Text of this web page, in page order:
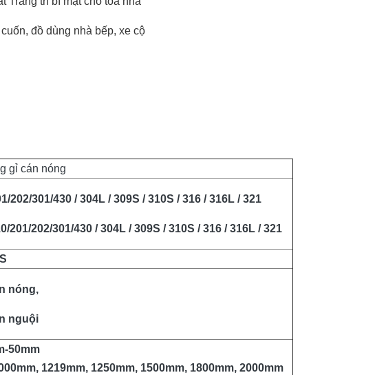
đồ dùng nhà bếp, xe cộ
gỉ cán nóng
202/301/430 ​​/ 304L / 309S / 310S / 316 / 316L / 321
201/202/301/430 ​​/ 304L / 309S / 310S / 316 / 316L / 321
nóng,
nguội
50mm
1219mm, 1250mm, 1500mm, 1800mm, 2000mm